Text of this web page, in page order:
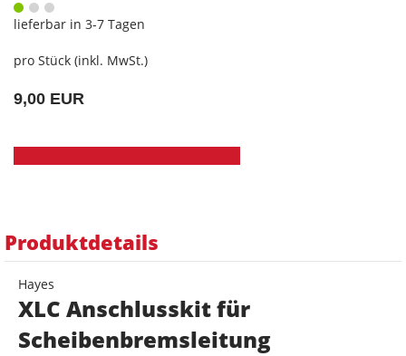
lieferbar in 3-7 Tagen
pro Stück (inkl. MwSt.)
9,00 EUR
Produktdetails
Hayes
XLC Anschlusskit für
Scheibenbremsleitung